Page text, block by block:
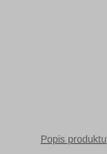
Popis produktu